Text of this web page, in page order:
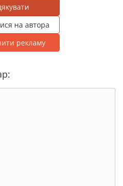
на автора
рекламу